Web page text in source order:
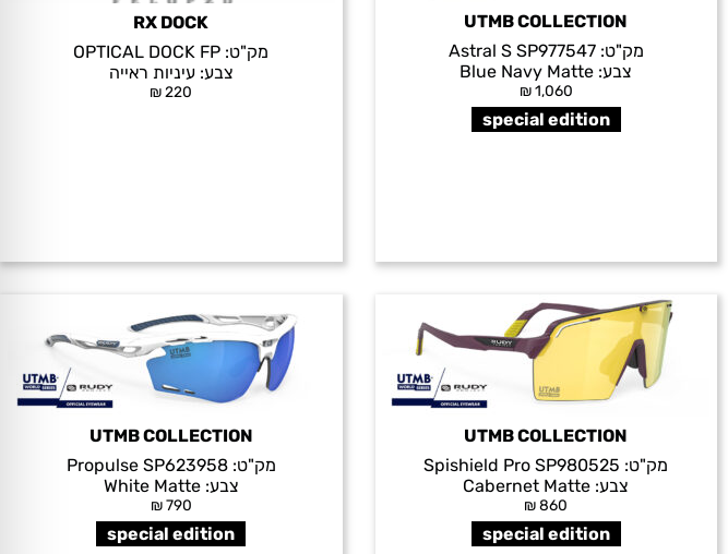
UTMB COLLECTION
מק"ט:Astral S SP977547
צבע: Blue Navy Matte
₪1,060
special edition
RX DOCK
מק"ט: OPTICAL DOCK FP
צבע:עיניות ראייה
₪ 220
UTMB COLLECTION
מק"ט: Spishield Pro SP980525
צבע: Cabernet Matte
₪860
special edition
UTMB COLLECTION
מק"ט:Propulse SP623958
צבע:White Matte
₪790
special edition